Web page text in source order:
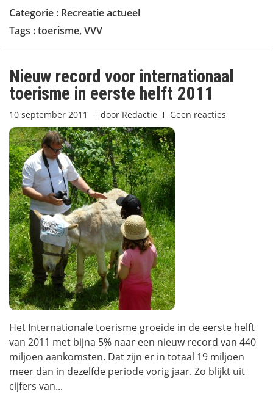
Categorie : Recreatie actueel
Tags :toerisme, VVV
Nieuw record voor internationaal
toerisme in eerste helft 2011
10 september 2011 door Redactie Geen reacties
Het Internationale toerisme groeide in de eerste helft
van 2011 met bijna 5% naar een nieuw record van 440
miljoen aankomsten. Dat zijn er in totaal 19 miljoen
meer dan in dezelfde periode vorig jaar. Zo blijkt uit
cijfers van...